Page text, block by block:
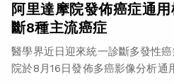
阿里達摩院發佈癌症通
斷8種主流癌症
醫學界近日迎來統一診斷多發性
院於8月16日發佈多癌影像分析通